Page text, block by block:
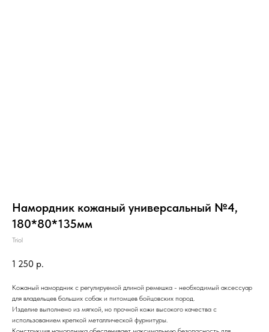
Намордник кожаный универсальный №4,
180*80*135мм
Triol
1 250 р.
Кожаный намордник с регулируемой длиной ремешка - необходимый аксессуар
для владельцев больших собак и питомцев бойцовских пород.
Изделие выполнено из мягкой, но прочной кожи высокого качества с
использованием крепкой металлической фурнитуры.